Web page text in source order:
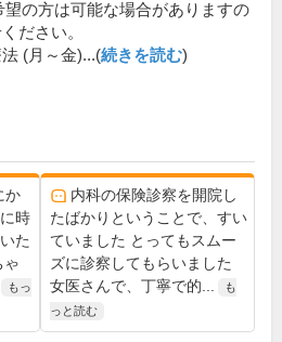
望の方は可能な場合がありますの
ださい。
(月～金)...(続きを読む)
か
時
た
ゃ
もっ
内科の保険診察を開院し
たばかりということで、すい
ていました とってもスムー
ズに診察してもらいました
女医さんで、丁寧で的...
も
っと読む